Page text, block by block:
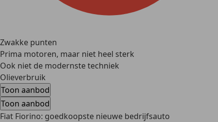
Zwakke punten
Prima motoren, maar niet heel sterk
Ook niet de modernste techniek
Olieverbruik
Toon aanbod
Toon aanbod
Fiat Fiorino: goedkoopste nieuwe bedrijfsauto